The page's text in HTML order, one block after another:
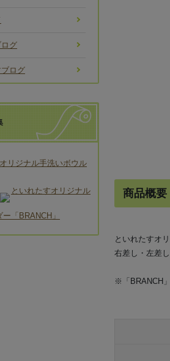
商品概要
といれたすオ
右差し・左差
※「BRANCH
グ
ブログ
リジナル手洗いボウル
といれたすオリジナル
「BRANCH」